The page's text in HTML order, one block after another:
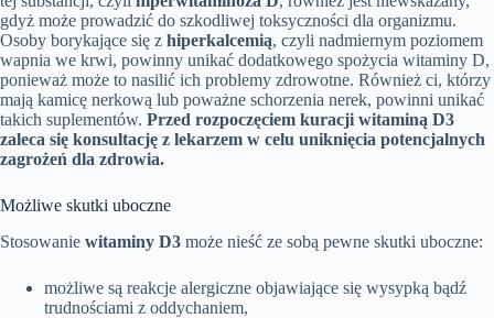
gdyż może prowadzić do szkodliwej toksyczności dla organizmu.
Osoby borykające się z hiperkalcemią, czyli nadmiernym poziomem
wapnia we krwi, powinny unikać dodatkowego spożycia witaminy D,
ponieważ może to nasilić ich problemy zdrowotne. Również ci, którzy
mają kamicę nerkową lub poważne schorzenia nerek, powinni unikać
takich suplementów. Przed rozpoczęciem kuracji witaminą D3
zaleca się konsultację z lekarzem w celu uniknięcia potencjalnych
zagrożeń dla zdrowia.
Możliwe skutki uboczne
Stosowanie witaminy D3 może nieść ze sobą pewne skutki uboczne:
możliwe są reakcje alergiczne objawiające się wysypką bądź
trudnościami z oddychaniem,